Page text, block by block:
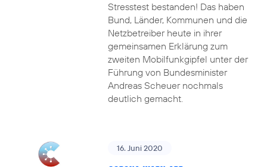
Stresstest bestanden! Das haben
Bund, Länder, Kommunen und die
Netzbetreiber heute in ihrer
gemeinsamen Erklärung zum
zweiten Mobilfunkgipfel unter der
Führung von Bundesminister
Andreas Scheuer nochmals
deutlich gemacht.
16. Juni 2020